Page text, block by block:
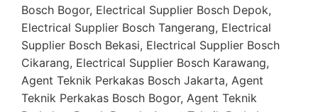
Bosch Bogor, Electrical Supplier Bosch Depok,
Electrical Supplier Bosch Tangerang, Electrical
Supplier Bosch Bekasi, Electrical Supplier Bosch
Cikarang, Electrical Supplier Bosch Karawang,
Agent Teknik Perkakas Bosch Jakarta, Agent
Teknik Perkakas Bosch Bogor, Agent Teknik